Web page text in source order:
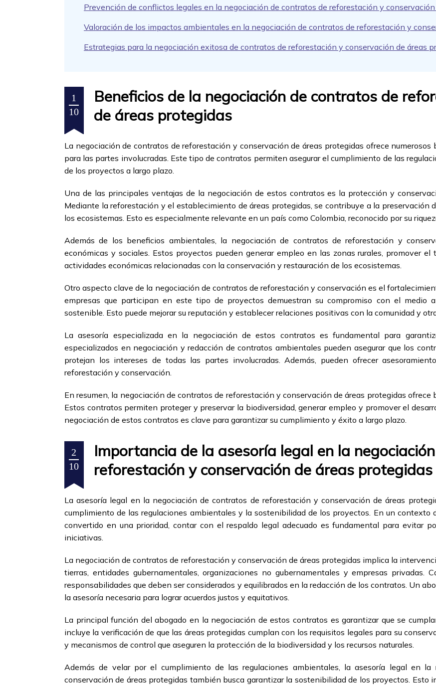
Prevención de conflictos legales en la negociación de contratos de reforestación y
Valoración de los impactos ambientales en la negociación de contratos de reforestación y
Estrategias para la negociación exitosa de contratos de reforestación y conservación de áreas
1
10
Beneficios de la negociación de contratos de
de áreas protegidas
La negociación de contratos de reforestación y conservación de áreas protegidas ofrece
para las partes involucradas. Este tipo de contratos permiten asegurar el cumplimiento de las
de los proyectos a largo plazo.
Una de las principales ventajas de la negociación de estos contratos es la protección y
Mediante la reforestación y el establecimiento de áreas protegidas, se contribuye a la preservación
los ecosistemas. Esto es especialmente relevante en un país como Colombia, reconocido por su
Además de los beneficios ambientales, la negociación de contratos de reforestación y
económicas y sociales. Estos proyectos pueden generar empleo en las zonas rurales, promover
actividades económicas relacionadas con la conservación y restauración de los ecosistemas.
Otro aspecto clave de la negociación de contratos de reforestación y conservación es el
empresas que participan en este tipo de proyectos demuestran su compromiso con el medio
sostenible. Esto puede mejorar su reputación y establecer relaciones positivas con la comunidad y
La asesoría especializada en la negociación de estos contratos es fundamental para
especializados en negociación y redacción de contratos ambientales pueden asegurar que los
protejan los intereses de todas las partes involucradas. Además, pueden ofrecer
reforestación y conservación.
En resumen, la negociación de contratos de reforestación y conservación de áreas protegidas
Estos contratos permiten proteger y preservar la biodiversidad, generar empleo y promover el
negociación de estos contratos es clave para garantizar su cumplimiento y éxito a largo plazo.
2
10
Importancia de la asesoría legal en la
reforestación y conservación de áreas protegidas
La asesoría legal en la negociación de contratos de reforestación y conservación de áreas
cumplimiento de las regulaciones ambientales y la sostenibilidad de los proyectos. En un
convertido en una prioridad, contar con el respaldo legal adecuado es fundamental para evitar
iniciativas.
La negociación de contratos de reforestación y conservación de áreas protegidas implica la
tierras, entidades gubernamentales, organizaciones no gubernamentales y empresas privadas.
responsabilidades que deben ser considerados y equilibrados en la redacción de los contratos. Un
la asesoría necesaria para lograr acuerdos justos y equitativos.
La principal función del abogado en la negociación de estos contratos es garantizar que se
incluye la verificación de que las áreas protegidas cumplan con los requisitos legales para su
y mecanismos de control que aseguren la protección de la biodiversidad y los recursos naturales.
Además de velar por el cumplimiento de las regulaciones ambientales, la asesoría legal en
conservación de áreas protegidas también busca garantizar la sostenibilidad de los proyectos. Esto